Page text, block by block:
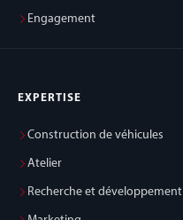
Engagement
EXPERTISE
Construction de véhicules
Atelier
Recherche et développement